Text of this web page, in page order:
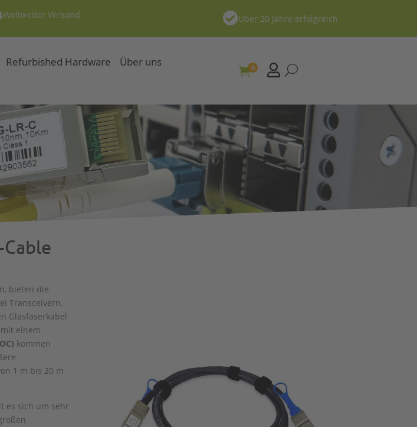
Weltweiter Versand Über 20 Jahre erfolgreich
Refurbished Hardware
Über uns
0  U
bieten die
Transceivern,
Glasfaserkabel
einem
kommen
1 m bis 20 m
es sich um sehr